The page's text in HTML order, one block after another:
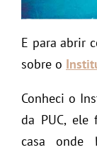
E para abrir
sobre o
Conheci o
da PUC, ele
casa onde